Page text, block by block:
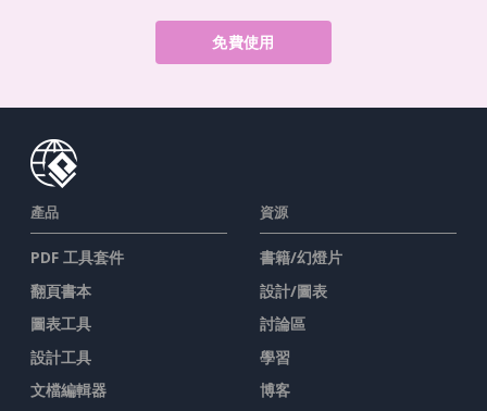
免費使用
產品
PDF 工具套件
翻頁書本
圖表工具
設計工具
文檔編輯器
資源
書籍/幻燈片
設計/圖表
討論區
學習
博客